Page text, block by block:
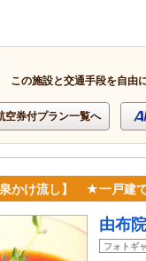
この施設と交通手段を自由
空券付プラン一覧へ
泉かけ流し】 ★一戸
由布
フォトギ